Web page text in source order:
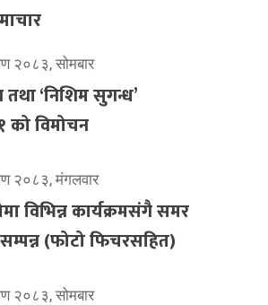
२०८३, सोमबार
‘निशिम सुगन्ध’
को विमोचन
२०८३, मंगलवार
विभिन्न कार्यक्रमसंगै समर
(फोटो फिचरसहित)
२०८३, सोमबार